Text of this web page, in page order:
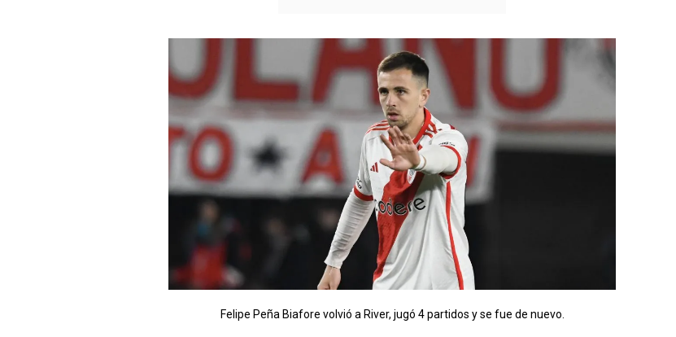
Felipe Peña Biafore volvió a River, jugó 4 partidos y se fue de nuevo.